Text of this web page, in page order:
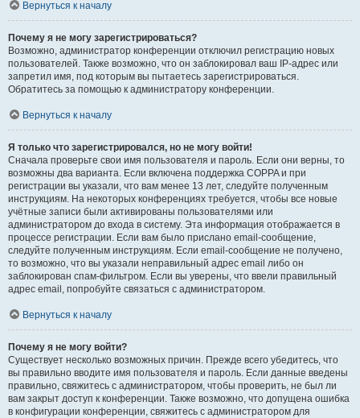
Вернуться к началу
Почему я не могу зарегистрироваться?
Возможно, администратор конференции отключил регистрацию новых
пользователей. Также возможно, что он заблокировал ваш IP-адрес или
запретил имя, под которым вы пытаетесь зарегистрироваться.
Обратитесь за помощью к администратору конференции.
Вернуться к началу
Я только что зарегистрировался, но не могу войти!
Сначала проверьте свои имя пользователя и пароль. Если они верны, то
возможны два варианта. Если включена поддержка COPPA и при
регистрации вы указали, что вам менее 13 лет, следуйте полученным
инструкциям. На некоторых конференциях требуется, чтобы все новые
учётные записи были активированы пользователями или
администратором до входа в систему. Эта информация отображается в
процессе регистрации. Если вам было прислано email-сообщение,
следуйте полученным инструкциям. Если email-сообщение не получено,
то возможно, что вы указали неправильный адрес email либо он
заблокирован спам-фильтром. Если вы уверены, что ввели правильный
адрес email, попробуйте связаться с администратором.
Вернуться к началу
Почему я не могу войти?
Существует несколько возможных причин. Прежде всего убедитесь, что
вы правильно вводите имя пользователя и пароль. Если данные введены
правильно, свяжитесь с администратором, чтобы проверить, не был ли
вам закрыт доступ к конференции. Также возможно, что допущена ошибка
в конфигурации конференции, свяжитесь с администратором для